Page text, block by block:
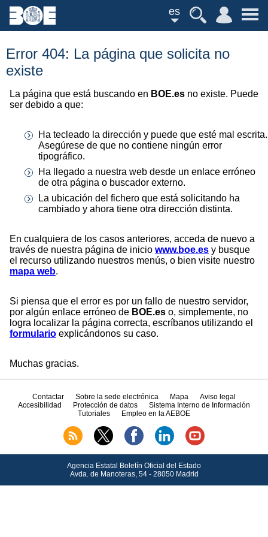
es
Error 404: La página que solicita no
existe
La página que está buscando en BOE.es no existe. Puede
ser debido a que:
Ha tecleado la dirección y puede que esté mal escrita.
Asegúrese de que no contiene ningún error
tipográfico.
Ha llegado a nuestra web desde un enlace erróneo
de otra página o buscador externo.
La ubicación del fichero que está solicitando ha
cambiado y ahora tiene otra dirección distinta.
En cualquiera de los casos anteriores, acceda de nuevo a
través de nuestra página de inicio www.boe.es y busque
el recurso utilizando nuestros menús, o bien visite nuestro
mapa web.
Si piensa que el error es por un fallo de nuestro servidor,
por algún enlace erróneo de BOE.es o, simplemente, no
logra localizar la página correcta, escríbanos utilizando el
formulario explicándonos su caso.
Muchas gracias.
Contactar Sobre la sede electrónica Mapa
Aviso legal
Accesibilidad
Protección de datos
Sistema Interno de Información
Tutoriales
Empleo en la AEBOE
Agencia Estatal Boletín Oficial del Estado
Avda.de Manoteras, 54 - 28050 Madrid